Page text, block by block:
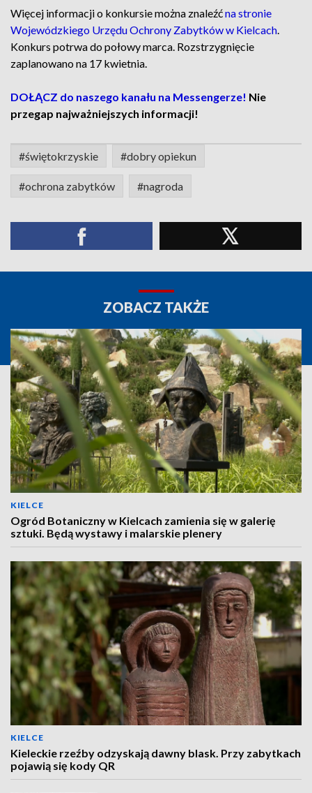
Więcej informacji o konkursie można znaleźćna stronie
Wojewódzkiego Urzędu Ochrony Zabytków w Kielcach.
Konkurs potrwa do połowy marca. Rozstrzygnięcie
zaplanowano na 17 kwietnia.
DOŁĄCZ do naszego kanału na Messengerze! Nie
przegap najważniejszych informacji!
#świętokrzyskie #dobry opiekun
#ochrona zabytków #nagroda
ZOBACZ TAKŻE
KIELCE
Ogród Botaniczny w Kielcach zamienia się w galerię
sztuki. Będą wystawy i malarskie plenery
KIELCE
Kieleckie rzeźby odzyskają dawny blask. Przy zabytkach
pojawią się kody QR